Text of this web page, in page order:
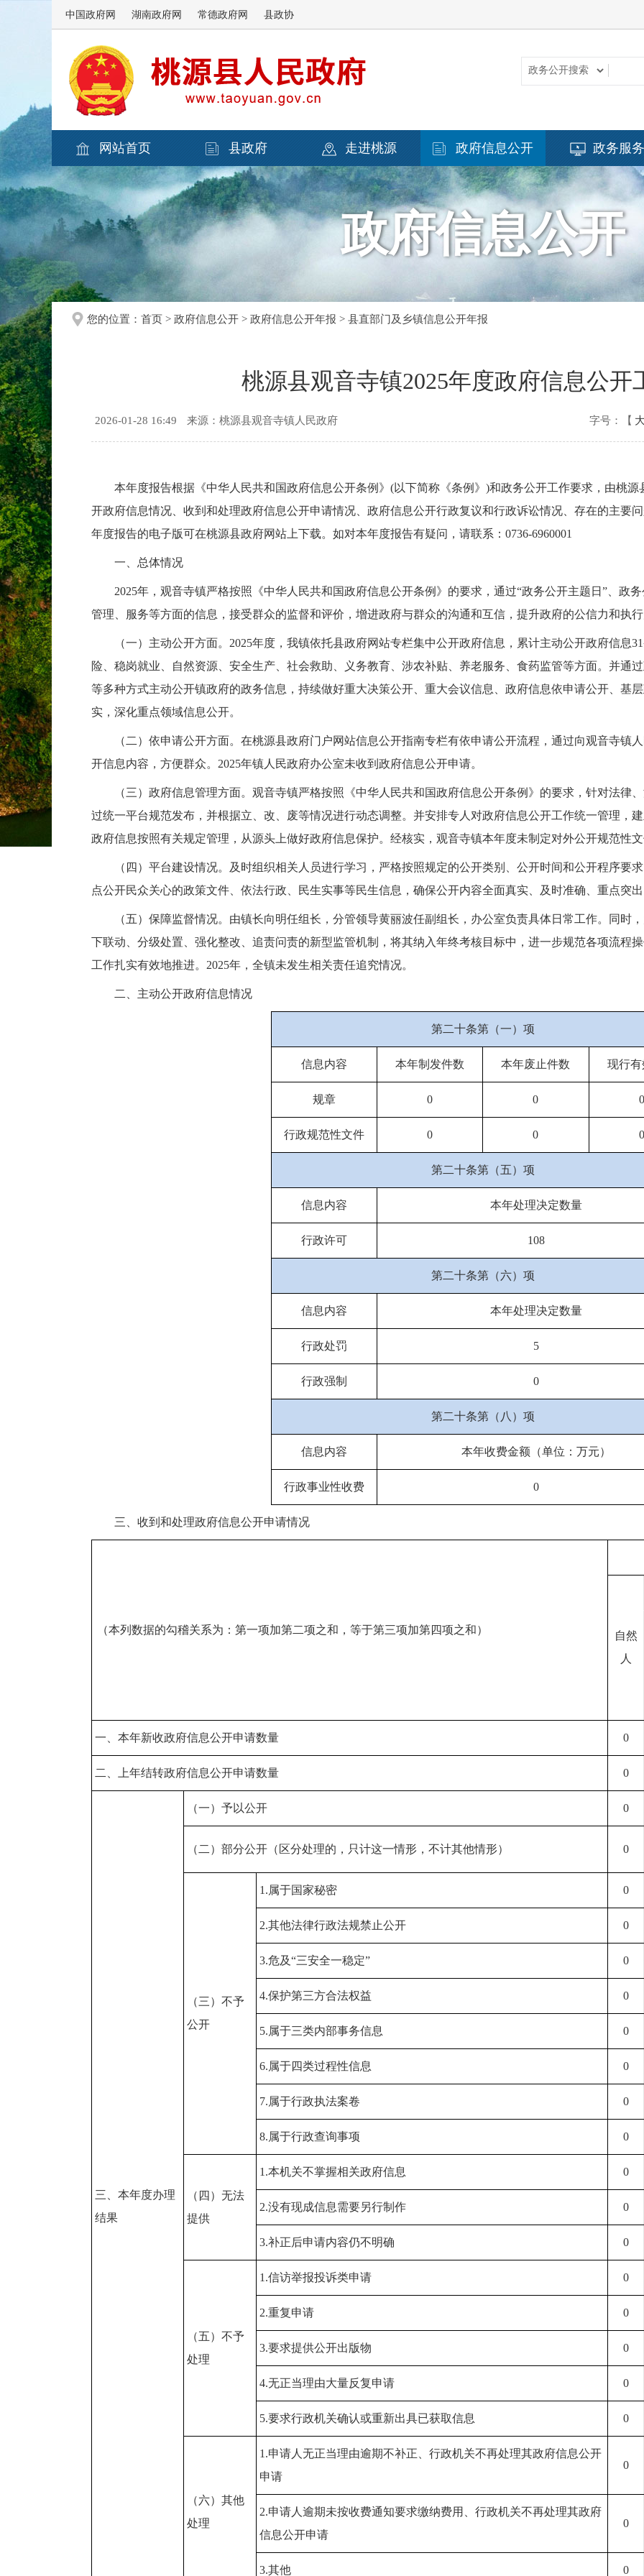
中国政府网 湖南政府网 常德政府网 县政协
网站首页 县政府 走进桃源 政府信息公开 政务服务
政府信息公开
您的位置： 首页 > 政府信息公开 > 政府信息公开年报 > 县直部门及乡镇信息公开年报
桃源县观音寺镇2025年度政府信息公开
2026-01-28 16:49 来源：桃源县观音寺镇人民政府 字号：【 大
本年度报告根据《中华人民共和国政府信息公开条例》(以下简称《条例》)和政务公开工作要求，由桃
开政府信息情况、收到和处理政府信息公开申请情况、政府信息公开行政复议和行政诉讼情况、存在的主要
年度报告的电子版可在桃源县政府网站上下载。如对本年度报告有疑问，请联系：0736-6960001
一、总体情况
2025年，观音寺镇严格按照《中华人民共和国政府信息公开条例》的要求，通过“政务公开主题日”、政
管理、服务等方面的信息，接受群众的监督和评价，增进政府与群众的沟通和互信，提升政府的公信力和执
（一）主动公开方面。2025年度，我镇依托县政府网站专栏集中公开政府信息，累计主动公开政府信息
险、稳岗就业、自然资源、安全生产、社会救助、义务教育、涉农补贴、养老服务、食药监管等方面。并通
等多种方式主动公开镇政府的政务信息，持续做好重大决策公开、重大会议信息、政府信息依申请公开、基
实，深化重点领域信息公开。
（二）依申请公开方面。在桃源县政府门户网站信息公开指南专栏有依申请公开流程，通过向观音寺镇
开信息内容，方便群众。2025年镇人民政府办公室未收到政府信息公开申请。
（三）政府信息管理方面。观音寺镇严格按照《中华人民共和国政府信息公开条例》的要求，针对法律
过统一平台规范发布，并根据立、改、废等情况进行动态调整。并安排专人对政府信息公开工作统一管理，
政府信息按照有关规定管理，从源头上做好政府信息保护。经核实，观音寺镇本年度未制定对外公开规范性文
（四）平台建设情况。及时组织相关人员进行学习，严格按照规定的公开类别、公开时间和公开程序要
点公开民众关心的政策文件、依法行政、民生实事等民生信息，确保公开内容全面真实、及时准确、重点突出
（五）保障监督情况。由镇长向明任组长，分管领导黄丽波任副组长，办公室负责具体日常工作。同时
下联动、分级处置、强化整改、追责问责的新型监管机制，将其纳入年终考核目标中，进一步规范各项流程
工作扎实有效地推进。2025年，全镇未发生相关责任追究情况。
二、主动公开政府信息情况
第二十条第（一）项
信息内容 本年制发件数 本年废止件数 现行
规章 0 0 0
行政规范性文件 0 0 0
第二十条第（五）项
信息内容 本年处理决定数量
行政许可 108
第二十条第（六）项
信息内容 本年处理决定数量
行政处罚 5
行政强制 0
第二十条第（八）项
信息内容 本年收费金额（单位：万元）
行政事业性收费 0
三、收到和处理政府信息公开申请情况
（本列数据的勾稽关系为：第一项加第二项之和，等于第三项加第四项之和）
自然
人
一、本年新收政府信息公开申请数量 0
二、上年结转政府信息公开申请数量 0
三、本年度办理
结果
（一）予以公开 0
（二）部分公开（区分处理的，只计这一情形，不计其他情形） 0
（三）不予
公开
1.属于国家秘密 0
2.其他法律行政法规禁止公开 0
3.危及“三安全一稳定” 0
4.保护第三方合法权益 0
5.属于三类内部事务信息 0
6.属于四类过程性信息 0
7.属于行政执法案卷 0
8.属于行政查询事项 0
（四）无法
提供
1.本机关不掌握相关政府信息 0
2.没有现成信息需要另行制作 0
3.补正后申请内容仍不明确 0
（五）不予
处理
1.信访举报投诉类申请 0
2.重复申请 0
3.要求提供公开出版物 0
4.无正当理由大量反复申请 0
5.要求行政机关确认或重新出具已获取信息 0
（六）其他
处理
1.申请人无正当理由逾期不补正、行政机关不再处理其政府信息公开
申请
0
2.申请人逾期未按收费通知要求缴纳费用、行政机关不再处理其政府
信息公开申请
0
3.其他 0